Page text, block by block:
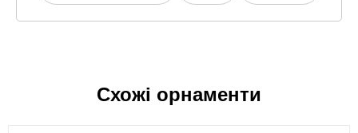
Схожі орнаменти